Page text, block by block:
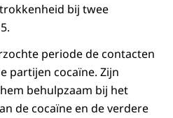
bij twee
periode de contacten
partijen cocaïne. Zijn
behulpzaam bij het
de cocaïne en de verdere